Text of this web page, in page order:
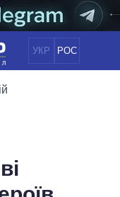
УКР РОС